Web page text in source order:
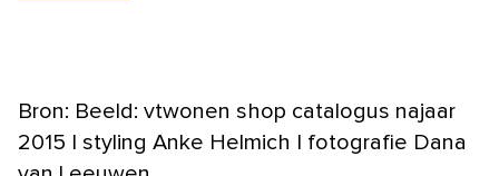
Bron: Beeld: vtwonen shop catalogus najaar
2015 | styling Anke Helmich | fotografie Dana